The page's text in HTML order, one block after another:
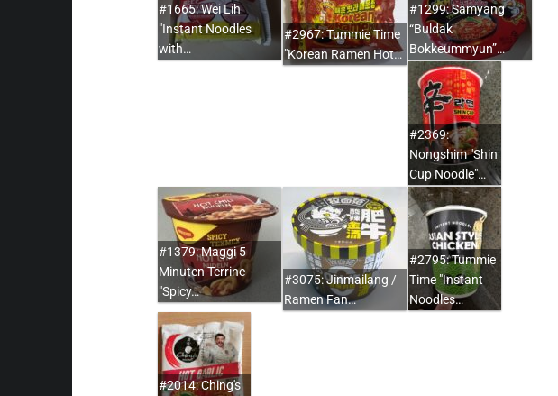
#1665: Wei Lih
"Instant Noodles
with…
#2967: Tummie Time
"Korean Ramen Hot…
#1299: Samyang
“Buldak
Bokkeummyun”…
#2369:
Nongshim "Shin
Cup Noodle"…
#1379: Maggi 5
Minuten Terrine
"Spicy…
#3075: Jinmailang /
Ramen Fan…
#2795: Tummie
Time "Instant
Noodles…
#2014: Ching's